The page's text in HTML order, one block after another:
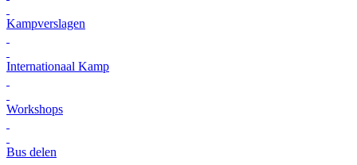
Kampverslagen
Internationaal Kamp
Workshops
Bus delen